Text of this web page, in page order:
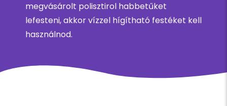
megvásárolt polisztirol habbetűket
lefesteni, akkor vízzel hígítható festéket kell
használnod.